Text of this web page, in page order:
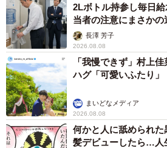
2Lボトル持参し毎日
当者の注意にまさか
説】長澤 芳子
2026.08.08
「我慢できず」村上
ハグ「可愛いふたり」
まいどなメディア
2026.08.08
何かと人に舐められ
髪デビューしたら…人